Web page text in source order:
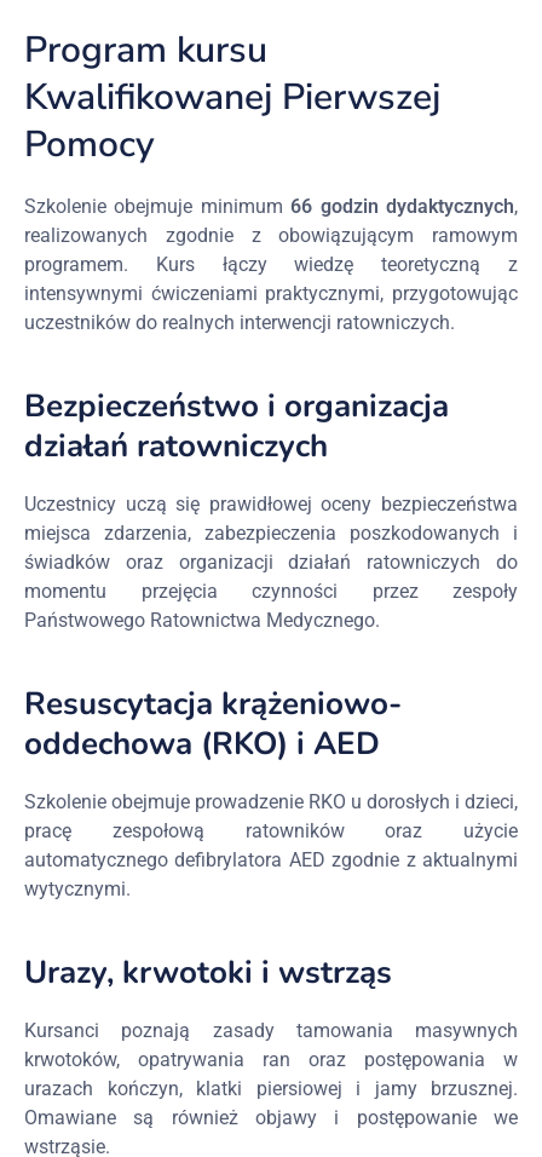
Program kursu
Kwalifikowanej Pierwszej
Pomocy
Szkolenie obejmuje minimum66 godzin dydaktycznych,
realizowanych zgodnie z obowiązującym ramowym
programem. Kurs łączy wiedzę teoretyczną z
intensywnymi ćwiczeniami praktycznymi, przygotowując
uczestników do realnych interwencji ratowniczych.
Bezpieczeństwo i organizacja
działań ratowniczych
Uczestnicy uczą się prawidłowej oceny bezpieczeństwa
miejsca zdarzenia, zabezpieczenia poszkodowanych i
świadków oraz organizacji działań ratowniczych do
momentu przejęcia czynności przez zespoły
Państwowego Ratownictwa Medycznego.
Resuscytacja krążeniowo-
oddechowa (RKO) i AED
Szkolenie obejmuje prowadzenie RKO u dorosłych i dzieci,
pracę zespołową ratowników oraz użycie
automatycznego defibrylatora AED zgodnie z aktualnymi
wytycznymi.
Urazy, krwotoki i wstrząs
Kursanci poznają zasady tamowania masywnych
krwotoków, opatrywania ran oraz postępowania w
urazach kończyn, klatki piersiowej i jamy brzusznej.
Omawiane są również objawy i postępowanie we
wstrząsie.